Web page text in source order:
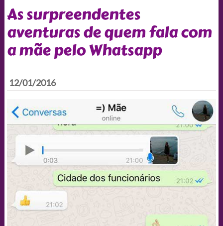
As surpreendentes
aventuras de quem fala com
a mãe pelo Whatsapp
12/01/2016